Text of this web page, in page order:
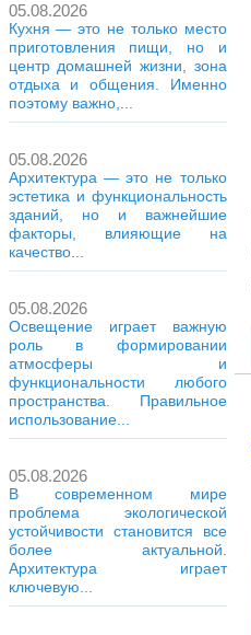
05.08.2026
Кухня — это не только место
приготовления пищи, но и
центр домашней жизни, зона
отдыха и общения. Именно
поэтому важно,...
05.08.2026
Архитектура — это не только
эстетика и функциональность
зданий, но и важнейшие
факторы, влияющие на
качество...
05.08.2026
Освещение играет важную
роль в формировании
атмосферы и
функциональности любого
пространства. Правильное
использование...
05.08.2026
В современном мире
проблема экологической
устойчивости становится все
более актуальной.
Архитектура играет
ключевую...